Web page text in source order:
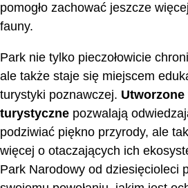
pomogło zachować jeszcze
fauny.
Park nie tylko pieczołowicie
ale także staje się miejscem
turystyki poznawczej.
turystyczne pozwalają
podziwiać piękno przyrody, ale
więcej o otaczających ich
Park Narodowy od dziesięcioleci